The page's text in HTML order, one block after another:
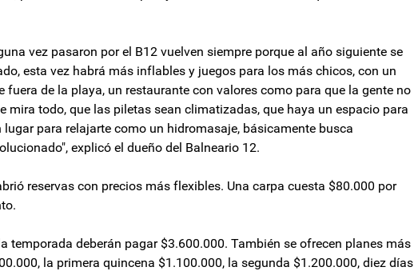
vez pasaron por el B12 vuelven siempre porque al año siguiente se
esta vez habrá más inflables y juegos para los más chicos, con un
de la playa, un restaurante con valores como para que la gente no
mira todo, que las piletas sean climatizadas, que haya un espacio para
para relajarte como un hidromasaje, básicamente busca
explicó el dueño del Balneario 12.
reservas con precios más flexibles. Una carpa cuesta $80.000 por
temporada deberán pagar $3.600.000. También se ofrecen planes más
la primera quincena $1.100.000, la segunda $1.200.000, diez días